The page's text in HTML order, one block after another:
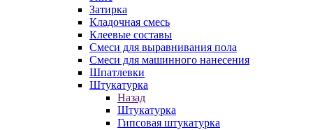
Затирка
Кладочная смесь
Клеевые составы
Смеси для выравнивания пола
Смеси для машинного нанесения
Шпатлевки
Штукатурка
Назад
Штукатурка
Гипсовая штукатурка